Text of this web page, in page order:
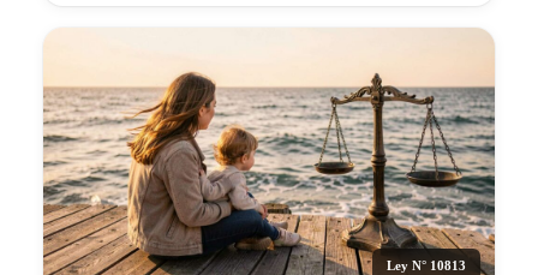
Ley N° 10813